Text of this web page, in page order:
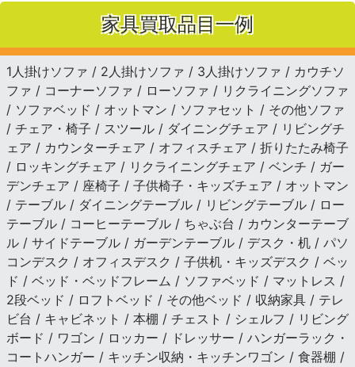
家具買取品目一例
1人掛けソファ / 2人掛けソファ / 3人掛けソファ / カウチソ
ファ / コーナーソファ / ローソファ / リクライニングソファ
/ ソファベッド / オットマン / ソファセット / その他ソファ
/ チェア・椅子 / スツール / ダイニングチェア / リビングチ
ェア / カウンターチェア / オフィスチェア / 折りたたみ椅子
/ ロッキングチェア / リクライニングチェア / ベンチ / ガー
デンチェア / 座椅子 / 子供椅子・キッズチェア / オットマン
/ テーブル / ダイニングテーブル / リビングテーブル / ロー
テーブル / コーヒーテーブル / ちゃぶ台 / カウンターテーブ
ル / サイドテーブル / ガーデンテーブル / デスク・机 / パソ
コンデスク / オフィスデスク / 子供机・キッズデスク / ベッ
ド / ベッド・ベッドフレーム / ソファベッド / マットレス /
2段ベッド / ロフトベッド / その他ベッド / 収納家具 / テレ
ビ台 / キャビネット / 本棚 / チェスト / シェルフ / リビング
ボード / ワゴン / ロッカー / ドレッサー / ハンガーラック・
コートハンガー / キッチン収納・キッチンワゴン / 食器棚 /